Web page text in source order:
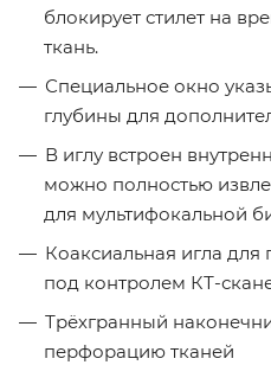
блокирует стилет на
ткань.
Специальное окно
глубины для
В иглу встроен
можно полностью
для мультифокальной
Коаксиальная игла
под контролем КТ-
Трёхгранный
перфорацию тканей